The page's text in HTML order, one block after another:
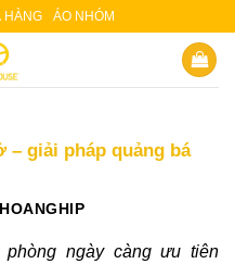
HÀNG ÁO NHÓM
– giải pháp quảng bá
HOANGHIP
ngày càng ưu tiên